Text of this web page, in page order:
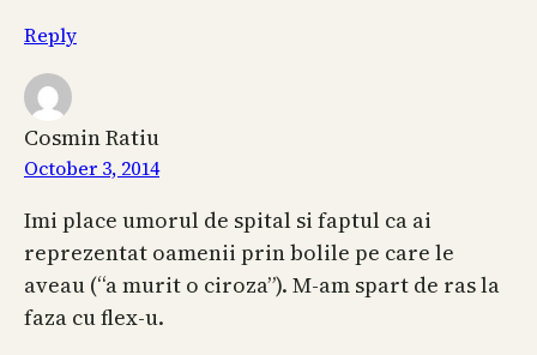
Reply
Cosmin Ratiu
October 3, 2014
Imi place umorul de spital si faptul ca ai
reprezentat oamenii prin bolile pe care le
aveau (“a murit o ciroza”). M-am spart de ras la
faza cu flex-u.